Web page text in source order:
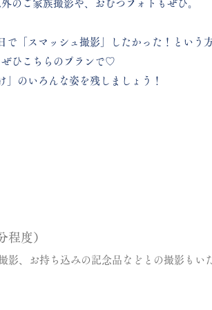
ご家族撮影や、おむつフォトもぜひ。
で「
スマッシュ撮影」したかった！という
ぜひこちらのプランで♡
」のいろんな姿を残しましょう！
程度）
影、
お持ち込みの記念品などとの撮影もい